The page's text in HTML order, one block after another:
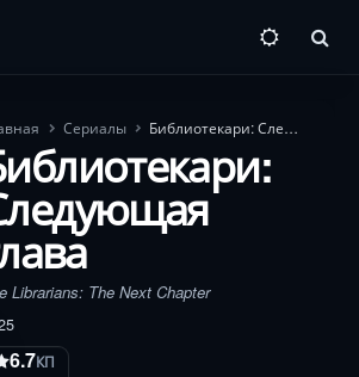
Сериалы Библиотекари: Следующая глава
Librarians: The Next Chapter
6.7КП